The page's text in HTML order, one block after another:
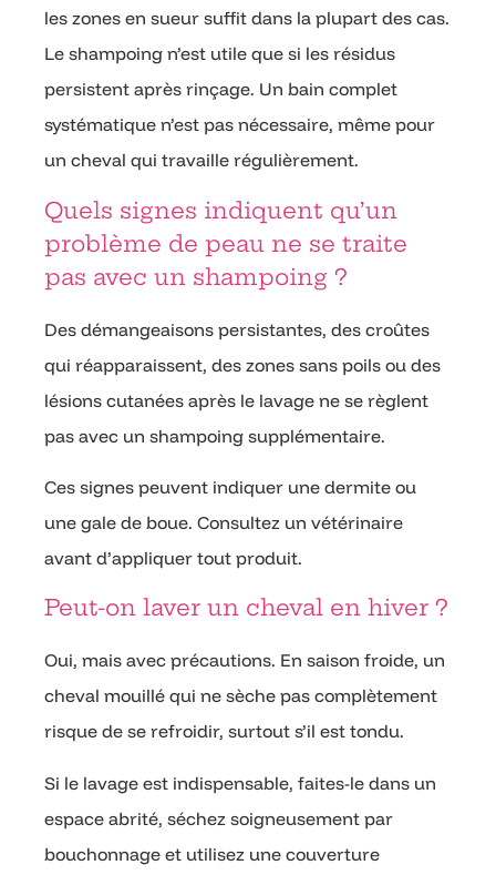
les zones en sueur suffit dans la plupart des cas.
Le shampoing n’est utile que si les résidus
persistent après rinçage. Un bain complet
systématique n’est pas nécessaire, même pour
un cheval qui travaille régulièrement.
Quels signes indiquent qu’un
problème de peau ne se traite
pas avec un shampoing ?
Des démangeaisons persistantes, des croûtes
qui réapparaissent, des zones sans poils ou des
lésions cutanées après le lavage ne se règlent
pas avec un shampoing supplémentaire.
Ces signes peuvent indiquer une dermite ou
une gale de boue. Consultez un vétérinaire
avant d’appliquer tout produit.
Peut-on laver un cheval en hiver ?
Oui, mais avec précautions. En saison froide, un
cheval mouillé qui ne sèche pas complètement
risque de se refroidir, surtout s’il est tondu.
Si le lavage est indispensable, faites-le dans un
espace abrité, séchez soigneusement par
bouchonnage et utilisez une couverture